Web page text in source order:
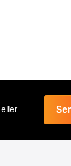
eller